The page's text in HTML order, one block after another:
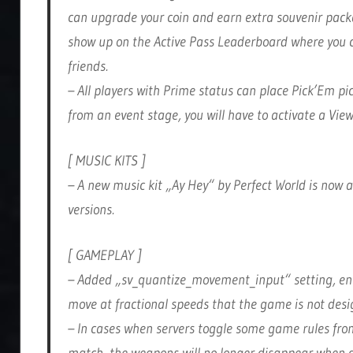
can upgrade your coin and earn extra souvenir
show up on the Active Pass Leaderboard where
friends.
– All players with Prime status can place Pick’Em
from an event stage, you will have to activate a
[ MUSIC KITS ]
– A new music kit „Ay Hey“ by Perfect World is
versions.
[ GAMEPLAY ]
– Added „sv_quantize_movement_input“ setting,
move at fractional speeds that the game is not
– In cases when servers toggle some game rules